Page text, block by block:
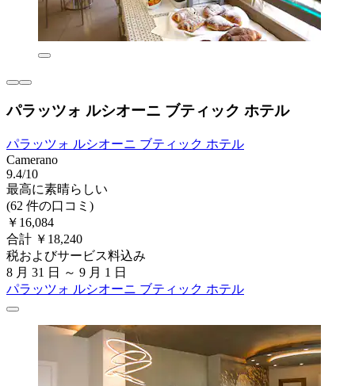
パラッツォ ルシオーニ ブティック ホテル
パラッツォ ルシオーニ ブティック ホテル
Camerano
9.4/10
最高に素晴らしい
(62 件の口コミ)
￥16,084
合計 ￥18,240
税およびサービス料込み
8 月 31 日 ～ 9 月 1 日
パラッツォ ルシオーニ ブティック ホテル